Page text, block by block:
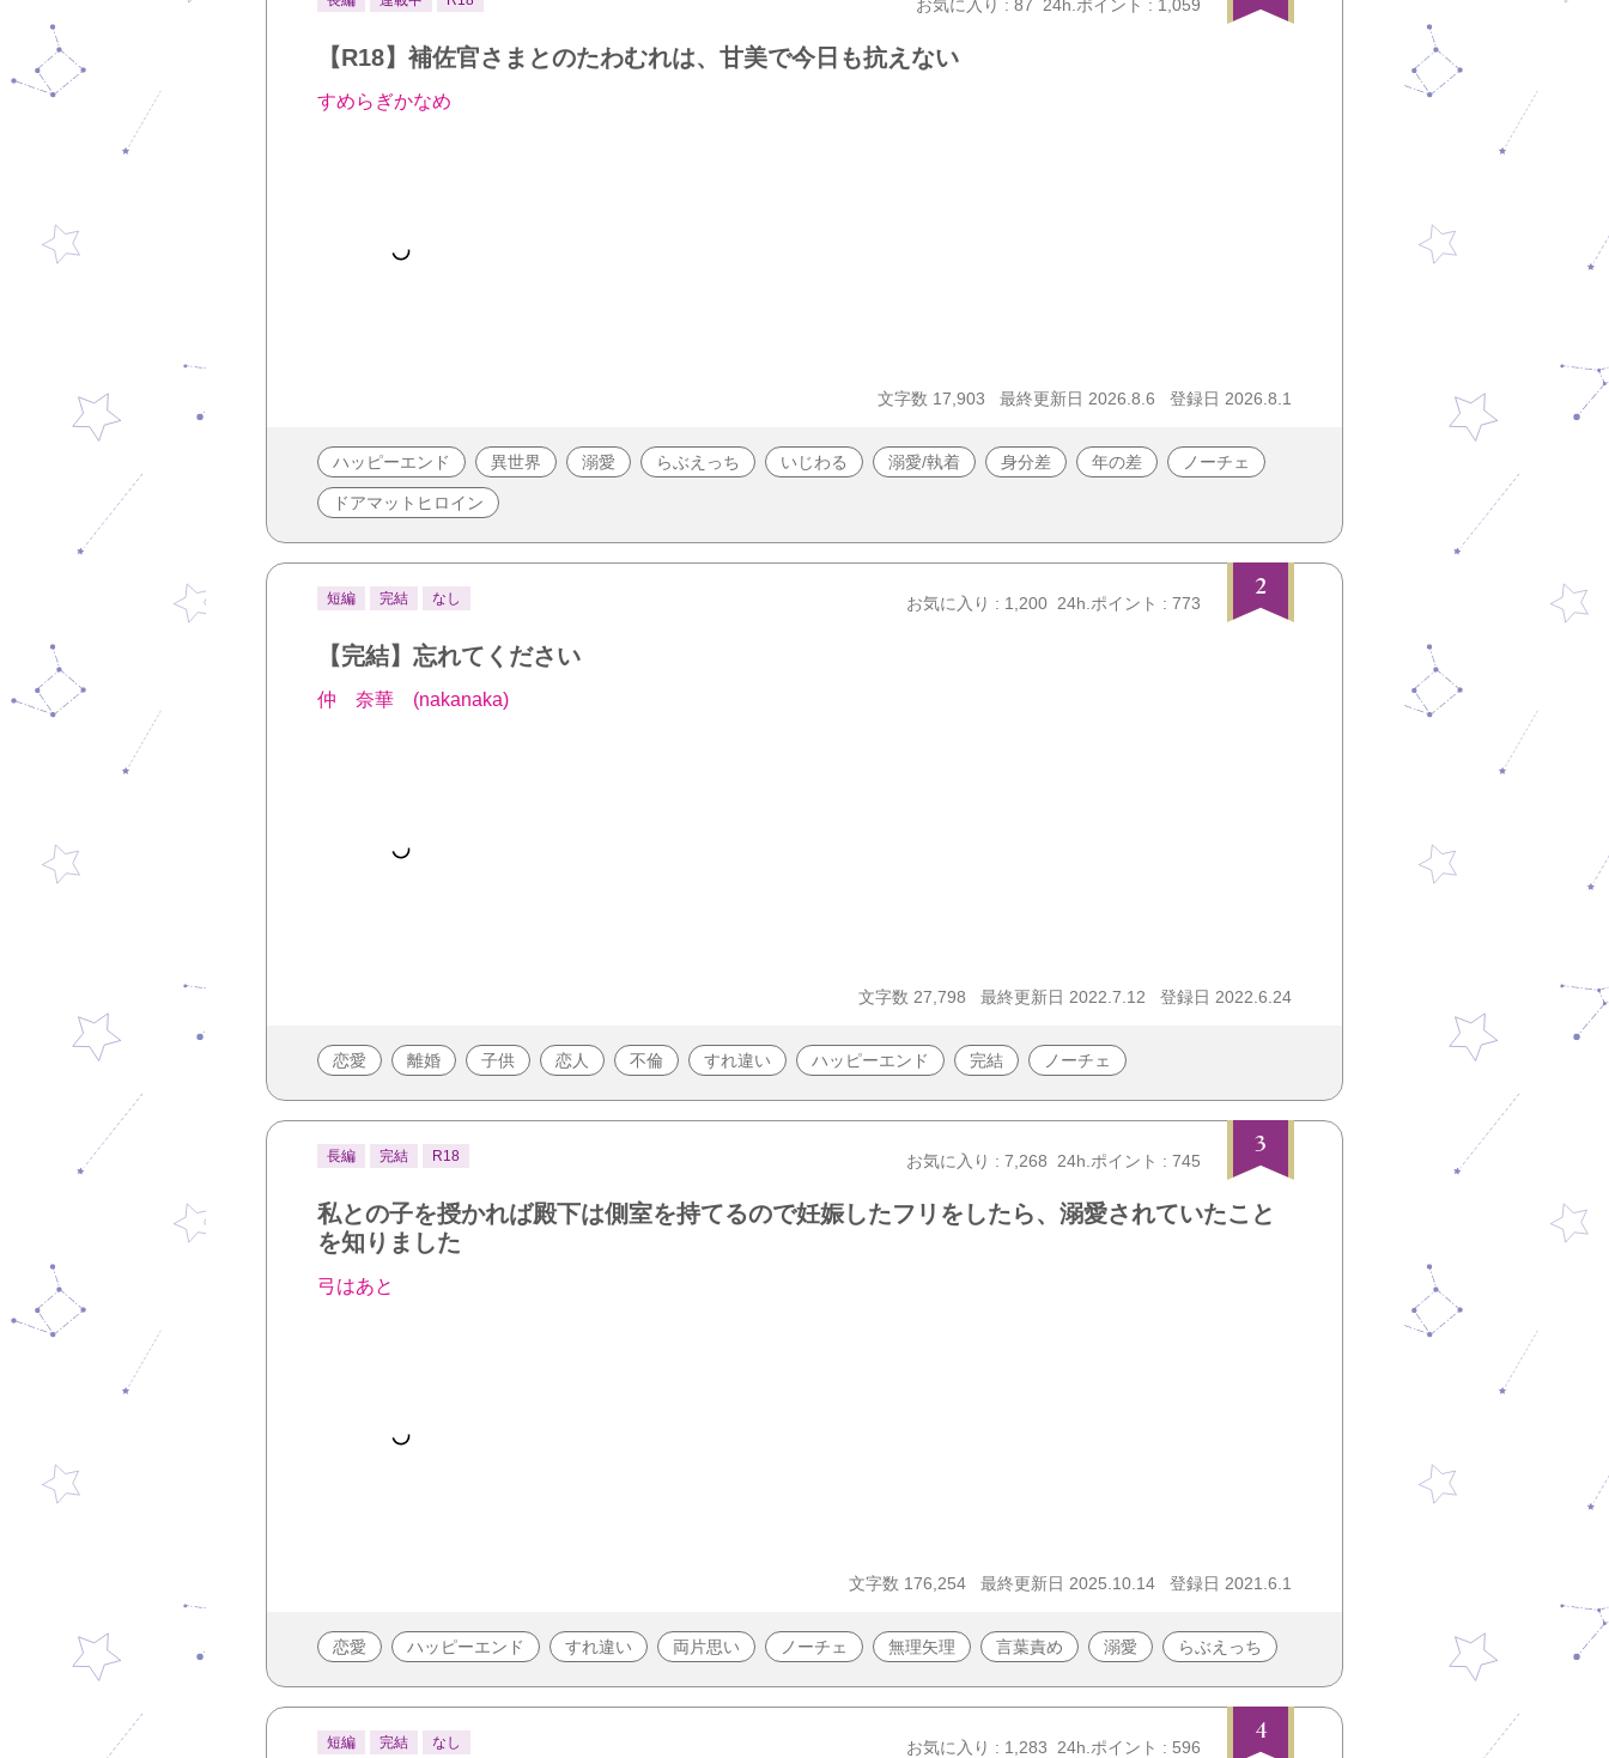
お気に入り : 87 24h.ポイント : 1,059
【R18】補佐官さまとのたわむれは、甘美で今日も抗えない
すめらぎかなめ
文字数 17,903 最終更新日 2026.8.6 登録日 2026.8.1
ハッピーエンド 異世界 溺愛 らぶえっち いじわる 溺愛/執着 身分差 年の差 ノーチェ
ドアマットヒロイン
2
短編 完結 なし お気に入り : 1,200 24h.ポイント : 773
【完結】忘れてください
仲 奈華 (nakanaka)
文字数 27,798 最終更新日 2022.7.12 登録日 2022.6.24
恋愛 離婚 子供 恋人 不倫 すれ違い ハッピーエンド 完結 ノーチェ
3
長編 完結 R18 お気に入り : 7,268 24h.ポイント : 745
私との子を授かれば殿下は側室を持てるので妊娠したフリをしたら、溺愛されていたこと
を知りました
弓はあと
文字数 176,254 最終更新日 2025.10.14 登録日 2021.6.1
恋愛 ハッピーエンド すれ違い 両片思い ノーチェ 無理矢理 言葉責め 溺愛 らぶえっち
4
短編 完結 なし お気に入り : 1,283 24h.ポイント : 596